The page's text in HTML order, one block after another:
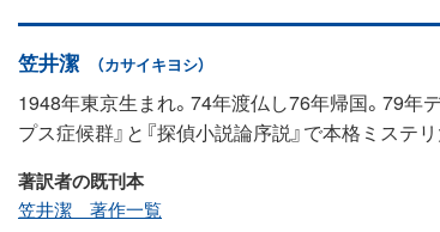
笠井潔 （カサイキヨシ）
1948年東京生まれ。74年渡仏し76年帰国。79年
プス症候群』と『探偵小説論序説』で本格ミステリ
著訳者の既刊本
笠井潔 著作一覧